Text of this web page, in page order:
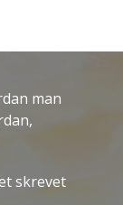
man
skrevet